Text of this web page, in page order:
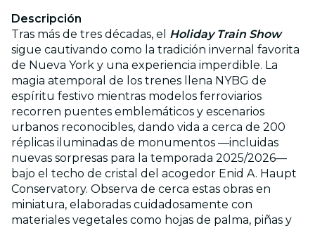
Descripción
Tras más de tres décadas, el Holiday Train Show
sigue cautivando como la tradición invernal favorita
de Nueva York y una experiencia imperdible. La
magia atemporal de los trenes llena NYBG de
espíritu festivo mientras modelos ferroviarios
recorren puentes emblemáticos y escenarios
urbanos reconocibles, dando vida a cerca de 200
réplicas iluminadas de monumentos —incluidas
nuevas sorpresas para la temporada 2025/2026—
bajo el techo de cristal del acogedor Enid A. Haupt
Conservatory. Observa de cerca estas obras en
miniatura, elaboradas cuidadosamente con
materiales vegetales como hojas de palma, piñas y